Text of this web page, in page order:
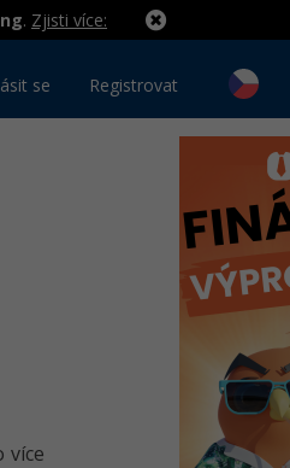
. Zjisti více:
se Registrovat
více